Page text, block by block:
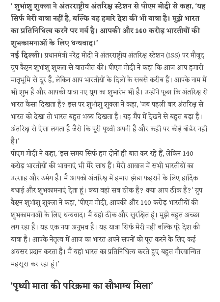
‘ शुभांशु शुक्ला ने अंतरराष्ट्रीय अंतरिक्ष स्टेशन से पीएम मोदी से कहा, ‘यह
सिर्फ मेरी यात्रा नहीं है, बल्कि यह हमारे देश की भी यात्रा है। मुझे भारत
का प्रतिनिधित्व करने पर गर्व है। आपकी और 140 करोड़ भारतीयों की
शुभकामनाओं के लिए धन्यवाद।’
नई दिल्ली। प्रधानमंत्री नरेंद्र मोदी ने अंतरराष्ट्रीय अंतरिक्ष स्टेशन (ISS) पर मौजूद
ग्रुप कैप्टन शुभांशु शुक्ला से बातचीत की। पीएम मोदी ने कहा कि आज आप हमारी
मातृभूमि से दूर हैं, लेकिन आप भारतीयों के दिलों के सबसे करीब हैं। आपके नाम में
भी शुभ है और आपकी यात्रा नए युग का शुभारंभ भी है। उन्होंने पूछा कि अंतरिक्ष से
भारत कैसा दिखता है? इस पर शुभांशु शुक्ला ने कहा, ‘जब पहली बार अंतरिक्ष से
भारत को देखा तो भारत बहुत भव्य दिखता है। यह मैप में देखने से बहुत बड़ा है।
अंतरिक्ष से ऐसा लगता है जैसे कि पूरी पृथ्वी अपनी है और कहीं पर कोई बॉर्डर नहीं
है।’
पीएम मोदी ने कहा, ‘इस समय सिर्फ हम दोनों ही बात कर रहे हैं, लेकिन 140
करोड़ भारतीयों की भावनाएं भी मेरे साथ हैं। मेरी आवाज में सभी भारतीयों का
उत्साह और उमंग है। मैं आपको अंतरिक्ष में हमारा झंडा फहराने के लिए हार्दिक
बधाई और शुभकामनाएं देता हूं। क्या वहां सब ठीक है? क्या आप ठीक हैं?’ ग्रुप
कैप्टन शुभांशु शुक्ला ने कहा, ‘पीएम मोदी, आपकी और 140 करोड़ भारतीयों की
शुभकामनाओं के लिए धन्यवाद। मैं यहां ठीक और सुरक्षित हूं। मुझे बहुत अच्छा
लग रहा है। यह एक नया अनुभव है। यह यात्रा सिर्फ मेरी नहीं बल्कि पूरे देश की
यात्रा है। आपके नेतृत्व में आज का भारत अपने सपनों को पूरा करने के लिए कई
अवसर प्रदान करता है। मैं यहां भारत का प्रतिनिधित्व करते हुए बहुत गौरवान्वित
महसूस कर रहा हूं।’
‘पृथ्वी माता की परिक्रमा का सौभाग्य मिला’